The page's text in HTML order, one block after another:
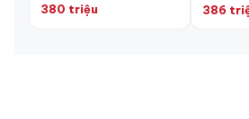
380 triệu
386